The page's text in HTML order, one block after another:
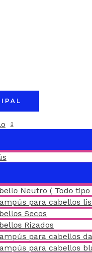
Neutro ( Todo tipo
para cabellos
Secos
Rizados
para cabellos
para cabellos